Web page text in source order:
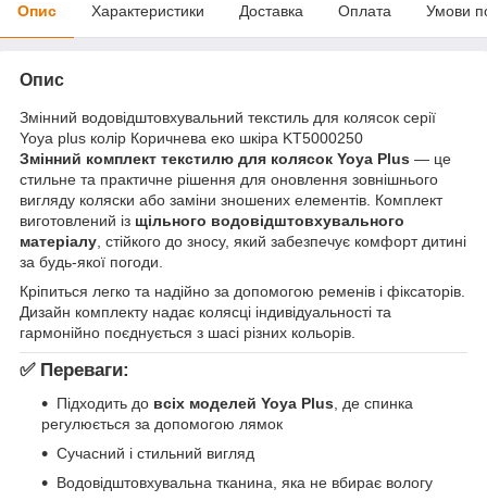
Опис Характеристики Доставка Оплата Умови
Опис
Змінний водовідштовхувальний текстиль для колясок серії
Yoya plus колір Коричнева еко шкіра KT5000250
Змінний комплект текстилю для колясок Yoya Plus — це
стильне та практичне рішення для оновлення зовнішнього
вигляду коляски або заміни зношених елементів. Комплект
виготовлений із щільного водовідштовхувального
матеріалу , стійкого до зносу, який забезпечує комфорт дитині
за будь-якої погоди.
Кріпиться легко та надійно за допомогою ременів і фіксаторів.
Дизайн комплекту надає колясці індивідуальності та
гармонійно поєднується з шасі різних кольорів.
✅ Переваги:
Підходить до всіх моделей Yoya Plus , де спинка
регулюється за допомогою лямок
Сучасний і стильний вигляд
Водовідштовхувальна тканина, яка не вбирає вологу